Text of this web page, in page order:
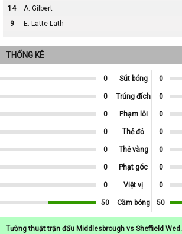
14
A. Gilbert
9
E. Latte Lath
THỐNG KÊ
0 Sút bóng 0
0 Trúng đích 0
0 Phạm lỗi 0
0 Thẻ đỏ 0
0 Thẻ vàng 0
0 Phạt góc 0
0 Việt vị 0
50 Cầm bóng 50
Tường thuật trận đấu Middlesbrough vs Sheffield Wed.